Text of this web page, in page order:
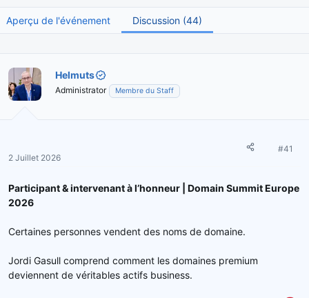
i
t
e
u
l
d
i
c
t
d
é
Aperçu de l'événement Discussion (44)
Helmuts
Administrator Membre du Staff
2 Juillet 2026
#41
Participant & intervenant à l’honneur | Domain Summit Europe
2026
Certaines personnes vendent des noms de domaine.
Jordi Gasull comprend comment les domaines premium
deviennent de véritables actifs business.